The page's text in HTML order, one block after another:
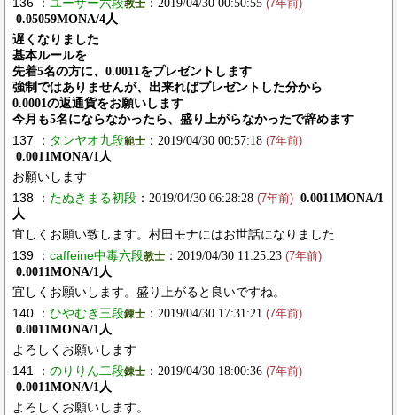
教士 ：2019/04/30 00:50:55 (7年前)
0.05059MONA/4人
遅くなりました
基本ルールを
先着5名の方に、0.0011をプレゼントします
強制ではありませんが、出来ればプレゼントした分から
0.0001の返通貨をお願いします
今月も5名にならなかったら、盛り上がらなかったで辞めます
137 ： タンヤオ九段範士 ：2019/04/30 00:57:18 (7年前)
0.0011MONA/1人
お願いします
138 ： たぬきまる初段 ：2019/04/30 06:28:28 (7年前) 0.0011MONA/1
人
宜しくお願い致します。村田モナにはお世話になりました
139 ： caffeine中毒六段教士 ：2019/04/30 11:25:23 (7年前)
0.0011MONA/1人
宜しくお願いします。盛り上がると良いですね。
140 ： ひやむぎ三段錬士 ：2019/04/30 17:31:21 (7年前)
0.0011MONA/1人
よろしくお願いします
141 ： のりりん二段錬士 ：2019/04/30 18:00:36 (7年前)
0.0011MONA/1人
よろしくお願いします。